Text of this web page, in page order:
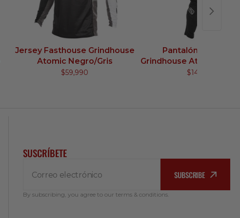
Jersey Fasthouse Grindhouse
Atomic Negro/Gris
$59,990
Pantalón
Grindhouse Atomic
$149,990
SUSCRÍBETE
Correo electrónico SUBSCRIBE
By subscribing, you agree to our terms & conditions.